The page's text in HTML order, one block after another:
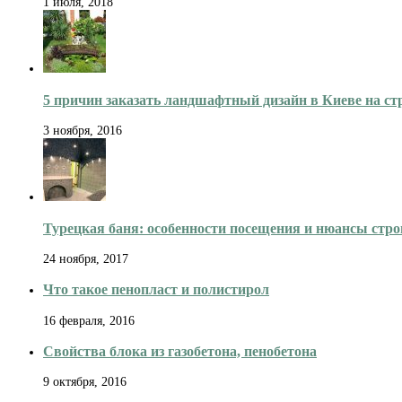
5 причин заказать ландшафтный дизайн в Киеве на
3 ноября, 2016
Турецкая баня: особенности посещения и нюансы
24 ноября, 2017
Что такое пенопласт и полистирол
16 февраля, 2016
Свойства блока из газобетона, пенобетона
9 октября, 2016